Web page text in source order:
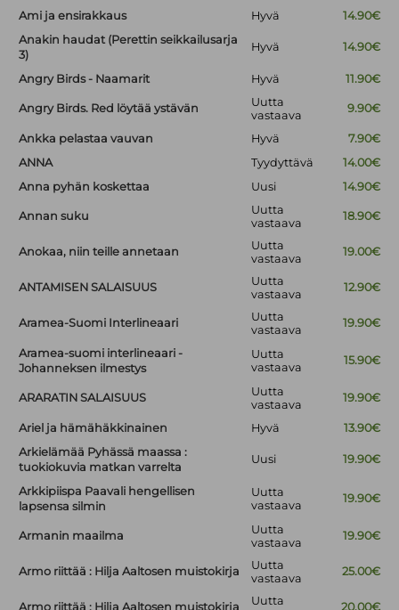
Ami ja ensirakkaus
Hyvä
14.90€
Anakin haudat (Perettin seikkailusarja
3)
Hyvä 14.90€
Angry Birds - Naamarit Hyvä 11.90€
Angry Birds. Red löytää ystävän
Uutta
vastaava
9.90€
Ankka pelastaa vauvan Hyvä
7.90€
ANNA
Tyydyttävä
14.00€
Anna pyhän koskettaa
Uusi 14.90€
Annan suku
Uutta
vastaava
18.90€
Anokaa, niin teille annetaan
Uutta
vastaava
19.00€
ANTAMISEN SALAISUUS
Uutta
vastaava
12.90€
Aramea-Suomi Interlineaari
Uutta
vastaava
19.90€
Aramea-suomi interlineaari -
Johanneksen ilmestys
Uutta
vastaava
15.90€
ARARATIN SALAISUUS
Uutta
vastaava
19.90€
Ariel ja hämähäkkinainen Hyvä
13.90€
Arkielämää Pyhässä maassa :
tuokiokuvia matkan varrelta
Uusi 19.90€
Arkkipiispa Paavali hengellisen
lapsensa silmin
Uutta
vastaava
19.90€
Armanin maailma
Uutta
vastaava
19.90€
Armo riittää : Hilja Aaltosen muistokirja
Uutta
vastaava
25.00€
Armo riittää : Hilja Aaltosen muistokirja
Uutta
20.00€